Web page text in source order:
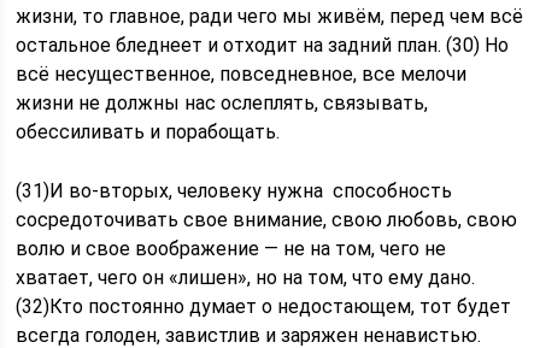
жизни, то главное, ради чего мы живём, перед чем всё
остальное бледнеет и отходит на задний план. (30) Но
всё несущественное, повседневное, все мелочи
жизни не должны нас ослеплять, связывать,
обессиливать и порабощать.
(31)И во-вторых, человеку нужна способность
сосредоточивать свое внимание, свою любовь, свою
волю и свое воображение — не на том, чего не
хватает, чего он «лишен», но на том, что ему дано.
(32)Кто постоянно думает о недостающем, тот будет
всегда голоден, завистлив и заряжен ненавистью.